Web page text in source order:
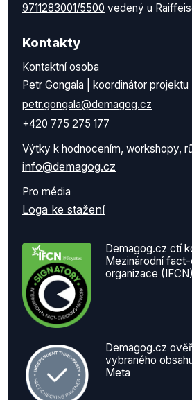
9711283001/5500 vedený u
Kontakty
Kontaktní osoba
Petr Gongala | koordinátor projektu
petr.gongala@demagog.cz
+420 775 275 177
Výtky k hodnocením, workshopy,
info@demagog.cz
Pro média
Loga ke stažení
Demagog.cz ctí
Mezinárodní
organizace (IFCN)
Demagog.cz
vybraného
Meta